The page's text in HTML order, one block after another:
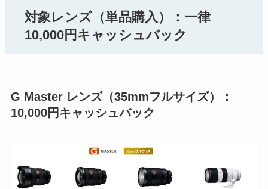
対象レンズ（単品購入）：一律
10,000円キャッシュバック
G Master レンズ（35mmフルサイズ）：
10,000円キャッシュバック